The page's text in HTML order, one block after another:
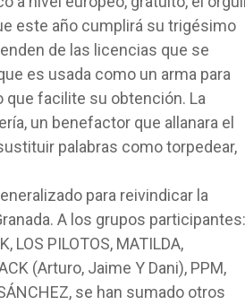
este año cumplirá su trigésimo
de las licencias que se
es usada como un arma para
que facilite su obtención. La
un benefactor que allanara el
palabras como torpedear,
para reivindicar la
A los grupos participantes:
LOS PILOTOS, MATILDA,
(Arturo, Jaime Y Dani), PPM,
SÁNCHEZ, se han sumado otros